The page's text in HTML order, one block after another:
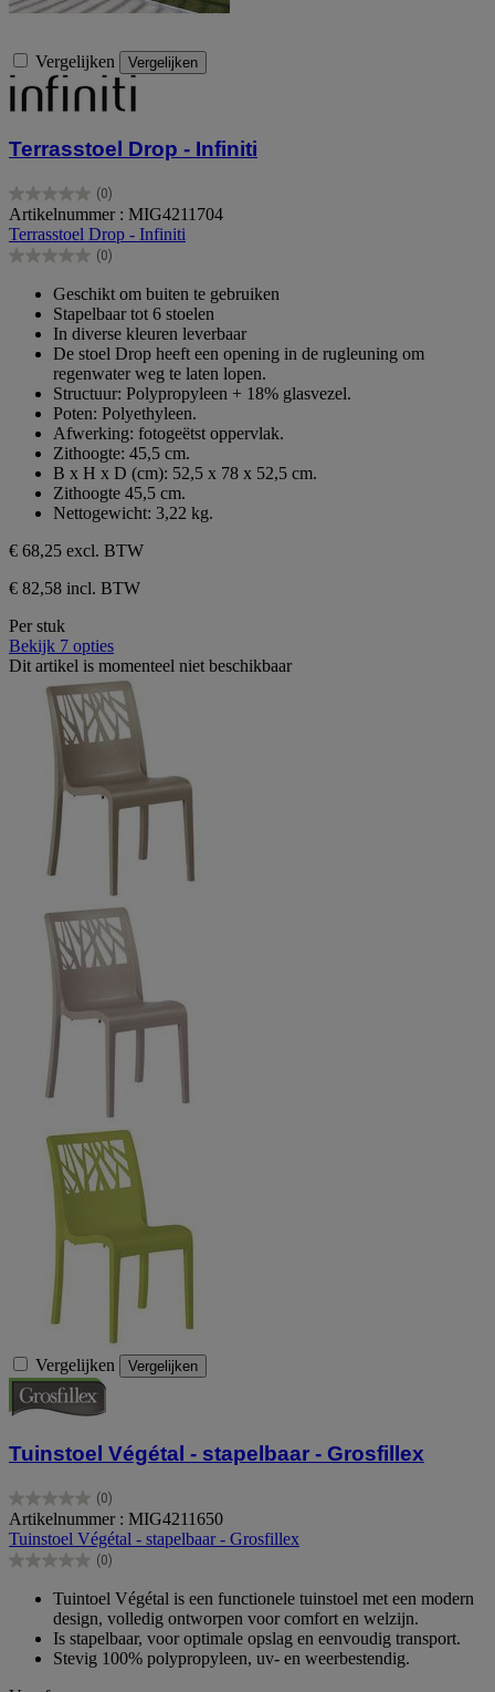
Vergelijken Vergelijken
Terrasstoel Drop - Infiniti
(0)
0.0
van
de
5
Artikelnummer : MIG4211704
Terrasstoel Drop - Infiniti
(0)
0.0
sterren.
Geschikt om buiten te gebruiken
Stapelbaar tot 6 stoelen
In diverse kleuren leverbaar
De stoel Drop heeft een opening in de rugleuning om
regenwater weg te laten lopen.
Structuur: Polypropyleen + 18% glasvezel.
Poten: Polyethyleen.
Afwerking: fotogeëtst oppervlak.
Zithoogte: 45,5 cm.
B x H x D (cm): 52,5 x 78 x 52,5 cm.
Zithoogte 45,5 cm.
Nettogewicht: 3,22 kg.
€ 68,25 excl. BTW
€ 82,58 incl. BTW
Per stuk
Bekijk 7 opties
Dit artikel is momenteel niet beschikbaar
Vergelijken Vergelijken
Tuinstoel Végétal - stapelbaar - Grosfillex
(0)
0.0
van
de
5
Artikelnummer : MIG4211650
Tuinstoel Végétal - stapelbaar - Grosfillex
(0)
0.0
sterren.
Tuintoel Végétal is een functionele tuinstoel met een modern
design, volledig ontworpen voor comfort en welzijn.
Is stapelbaar, voor optimale opslag en eenvoudig transport.
Stevig 100% polypropyleen, uv- en weerbestendig.